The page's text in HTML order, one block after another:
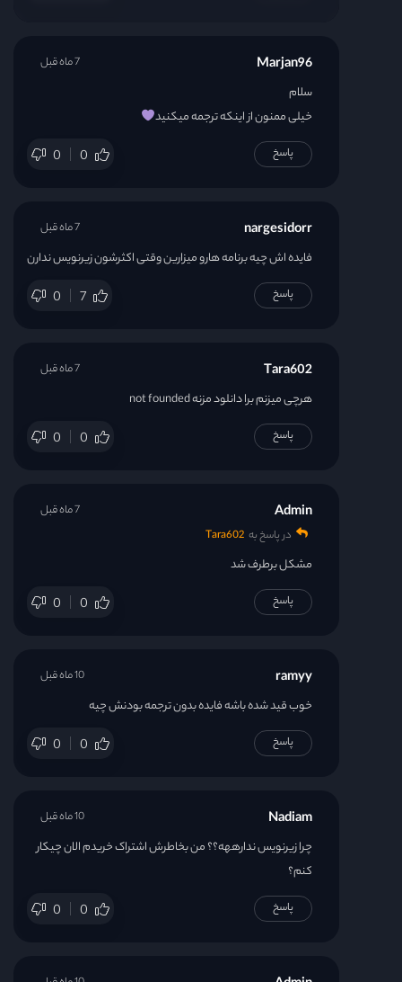
Marjan96
سلام
خیلی ممنون از اینکه ترجمه میکنید
0 0
7 ماه قبل
پاسخ
nargesidorr
فایده اش چیه برنامه هارو میزارین وقتی اکثرشون زیرنویس ندارن
0 7
7 ماه قبل
پاسخ
Tara602
هرچی میزنم برا دانلود مزنه not founded
0 0
7 ماه قبل
پاسخ
Admin
در پاسخ به Tara602
مشکل برطرف شد
0 0
7 ماه قبل
پاسخ
ramyy
خوب قید شده باشه فایده بدون ترجمه بودنش چیه
0 0
10 ماه قبل
پاسخ
Nadiam
چرا زیرنویس ندارههه؟؟ من بخاطرش اشتراک خریدم الان چیکار
کنم؟
0 0
10 ماه قبل
پاسخ